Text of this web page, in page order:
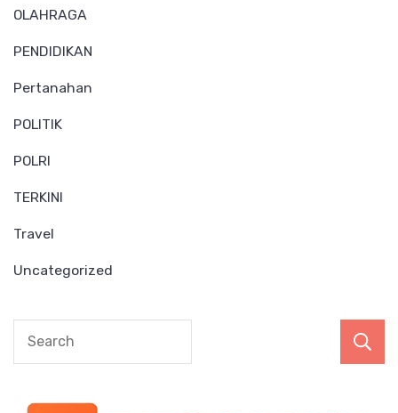
OLAHRAGA
PENDIDIKAN
Pertanahan
POLITIK
POLRI
TERKINI
Travel
Uncategorized